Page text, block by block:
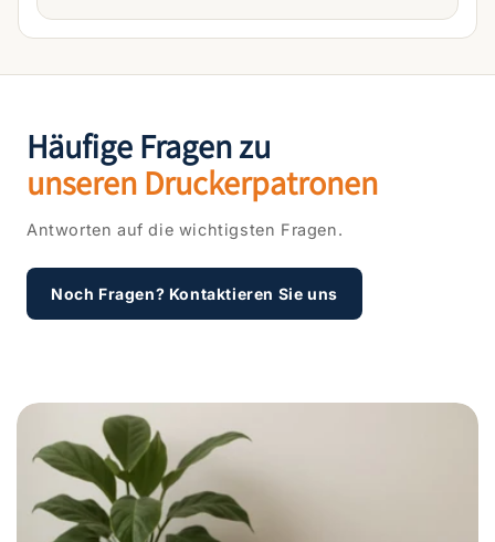
Häufige Fragen zu
unseren Druckerpatronen
Antworten auf die wichtigsten Fragen.
Noch Fragen? Kontaktieren Sie uns